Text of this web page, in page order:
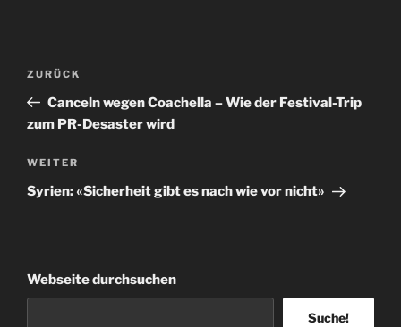
Beitragsnavigation
Vorheriger
Beitrag
ZURÜCK
Canceln wegen Coachella – Wie der Festival-Trip
zum PR-Desaster wird
Nächster
Beitrag
WEITER
Syrien: «Sicherheit gibt es nach wie vor nicht»
Webseite durchsuchen
Suche!